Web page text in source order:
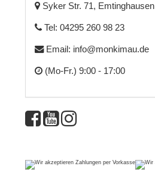
Syker Str. 71, Emtinghausen
Tel: 04295 260 98 23
Email: info@monkimau.de
(Mo-Fr.) 9:00 - 17:00